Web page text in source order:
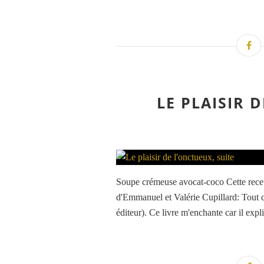
LE PLAISIR
Soupe crémeuse avocat-coco Cette
d'Emmanuel et Valérie Cupillard: Tout
éditeur). Ce livre m'enchante car il